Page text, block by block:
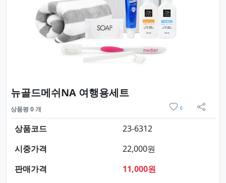
뉴골드메쉬NA 여행용세트요약정보 및 구매
상품평 0 개 0
sns 공
상품코드
23-6312
시중가격
22,000원
판매가격
11,000원